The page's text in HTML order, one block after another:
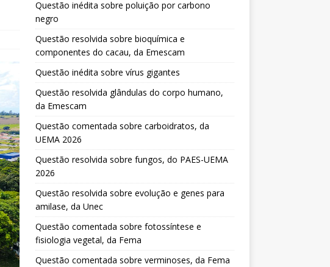
Questão inédita sobre poluição por carbono
negro
Questão resolvida sobre bioquímica e
componentes do cacau, da Emescam
Questão inédita sobre vírus gigantes
Questão resolvida glândulas do corpo humano,
da Emescam
Questão comentada sobre carboidratos, da
UEMA 2026
Questão resolvida sobre fungos, do PAES-UEMA
2026
Questão resolvida sobre evolução e genes para
amilase, da Unec
Questão comentada sobre fotossíntese e
fisiologia vegetal, da Fema
Questão comentada sobre verminoses, da Fema